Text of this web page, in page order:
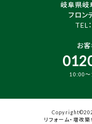
岐阜県岐
フロン
TEL：
お
10:00～
リフォーム・増改